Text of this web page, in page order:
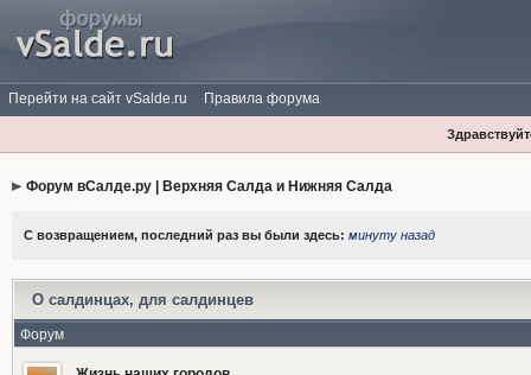
Перейти на сайт vSalde.ru Правила форума
Форум вСалде.ру | Верхняя Салда и Нижняя Салда
С возвращением, последний раз вы были здесь: минуту назад
О салдинцах, для салдинцев
Форум